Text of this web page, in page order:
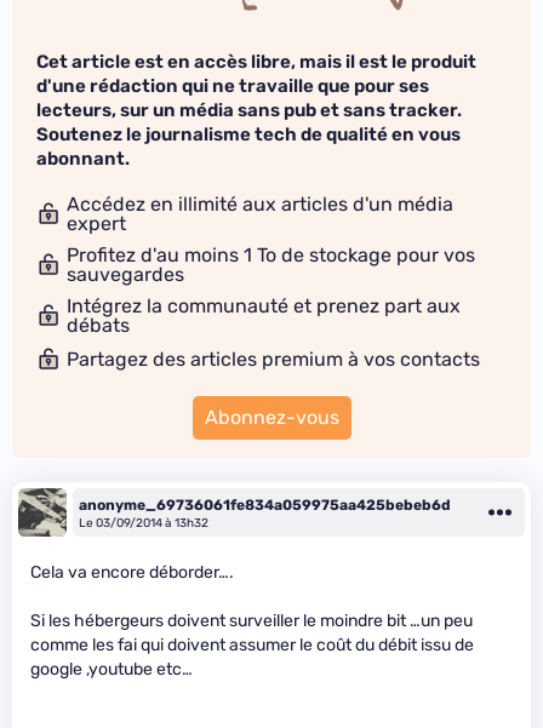
Cet article est en accès libre, mais il est le produit
d'une rédaction qui ne travaille que pour ses
lecteurs, sur un média sans pub et sans tracker.
Soutenez le journalisme tech de qualité en vous
abonnant.
Accédez en illimité aux articles d'un média
expert
Profitez d'au moins 1 To de stockage pour vos
sauvegardes
Intégrez la communauté et prenez part aux
débats
Partagez des articles premium à vos contacts
Abonnez-vous
anonyme_69736061fe834a059975aa425bebeb6d
Le 03/09/2014 à 13h32
Cela va encore déborder….
Si les hébergeurs doivent surveiller le moindre bit …un peu
comme les fai qui doivent assumer le coût du débit issu de
google ,youtube etc…